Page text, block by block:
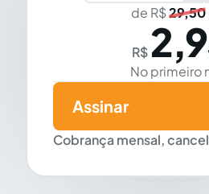
de R$29,50
R$
No primeiro
Cobrança mensal,
Assinar